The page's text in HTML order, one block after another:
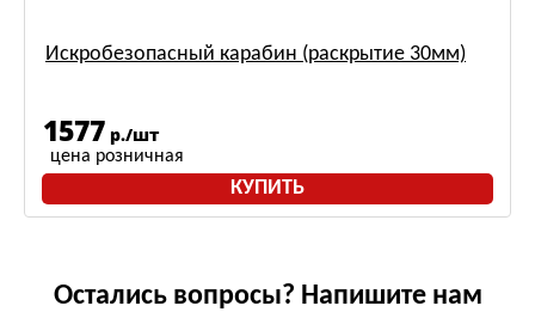
Искробезопасный карабин (раскрытие 30мм)
1577 р./шт
цена розничная
КУПИТЬ
Остались вопросы? Напишите нам